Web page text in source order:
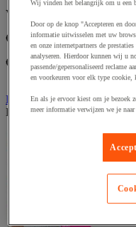
Vanaf
€ 15,49excl. BTW
€ 18,74 incl. BTW
Bekijk 3 opties
Dit artikel is momenteel niet
Wij vinden het belangrijk om u een
Door op de knop "Accepteren en
informatie uitwisselen met uw
en onze internetpartners de
analyseren. Hierdoor kunnen wij u
passende/gepersonaliseerd reclame
en voorkeuren voor elk type
En als je ervoor kiest om je bezoek
meer informatie verwijzen we je naar